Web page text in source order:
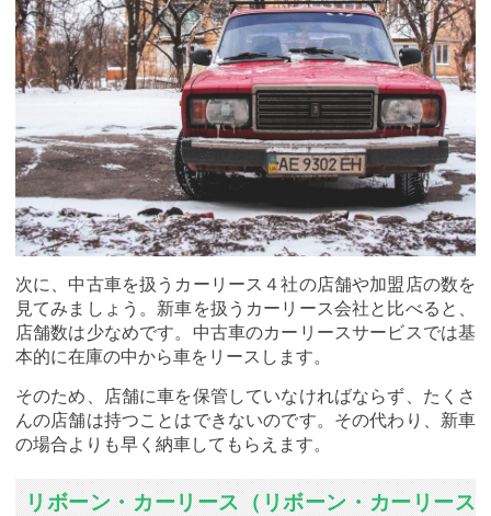
次に、中古車を扱うカーリース４社の店舗や加盟店の数を
見てみましょう。新車を扱うカーリース会社と比べると、
店舗数は少なめです。中古車のカーリースサービスでは基
本的に在庫の中から車をリースします。
そのため、店舗に車を保管していなければならず、たくさ
んの店舗は持つことはできないのです。その代わり、新車
の場合よりも早く納車してもらえます。
リボーン・カーリース（リボーン・カーリース